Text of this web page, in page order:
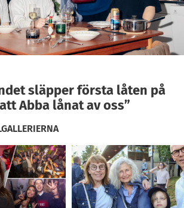
släpper första låten på
Abba lånat av oss”